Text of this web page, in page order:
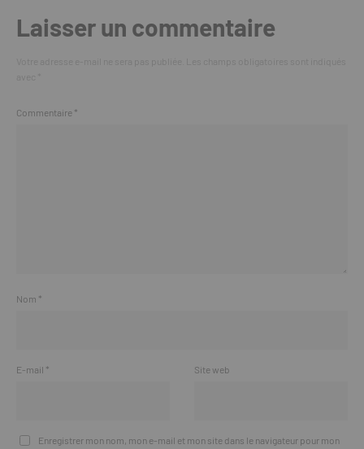
Laisser un commentaire
Commentaire *
Nom *
E-mail * Site web
Enregistrer mon nom, mon e-mail et mon site dans le navigateur pour mon